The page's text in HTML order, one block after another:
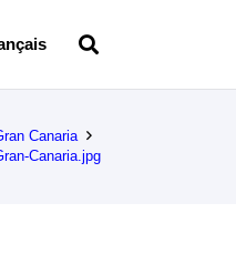
Canaria
Canaria.jpg